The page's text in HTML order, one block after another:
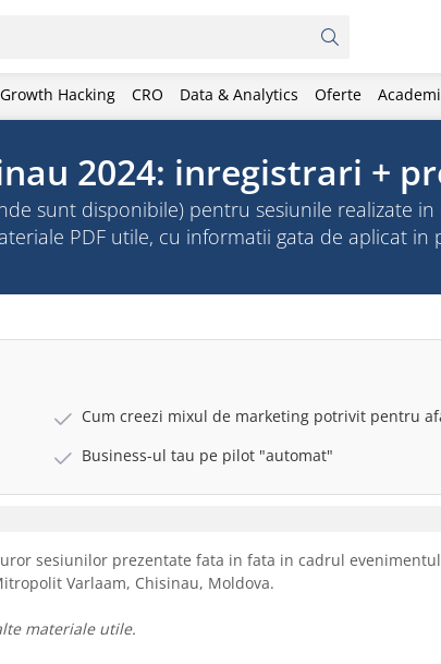
Growth Hacking CRO Data & Analytics Oferte
2024: inregistrari +
sunt disponibile) pentru sesiunile realizate
PDF utile, cu informatii gata de aplicat in
Cum creezi mixul de marketing potrivit pentru
Business-ul tau pe pilot "automat"
sesiunilor prezentate fata in fata in cadrul
Varlaam, Chisinau, Moldova.
materiale utile.